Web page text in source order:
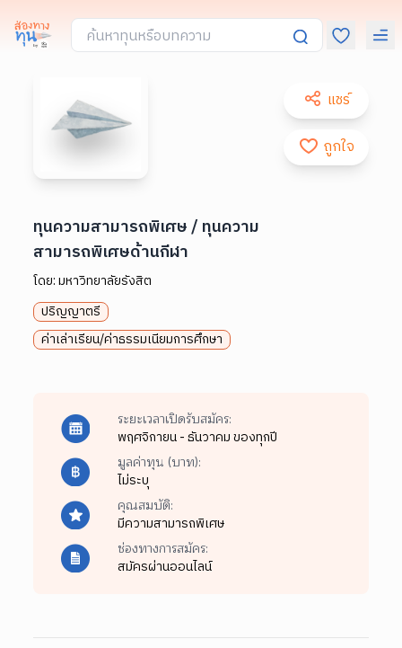
แชร์
ถูกใจ
ทุนความสามารถพิเศษ / ทุนความ
สามารถพิเศษด้านกีฬา
โดย:มหาวิทยาลัยรังสิต
ปริญญาตรี
ค่าเล่าเรียน/ค่าธรรมเนียมการศึกษา
ระยะเวลาเปิดรับสมัคร:
พฤศจิกายน - ธันวาคม ของทุกปี
มูลค่าทุน (บาท):
ไม่ระบุ
คุณสมบัติ:
มีความสามารถพิเศษ
ช่องทางการสมัคร:
สมัครผ่านออนไลน์